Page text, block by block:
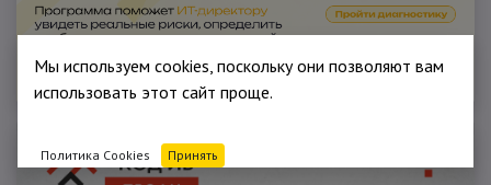
Мы используем cookies, поскольку они позволяют вам
использовать этот сайт проще.
Политика Cookies Принять